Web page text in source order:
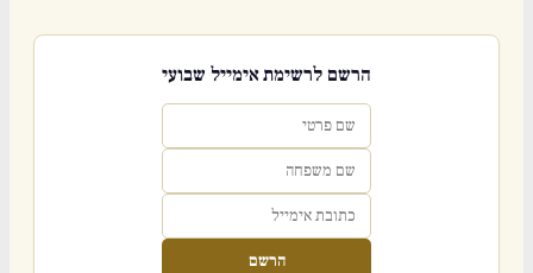
הרשם לרשימת אימייל שבועי
הרשם